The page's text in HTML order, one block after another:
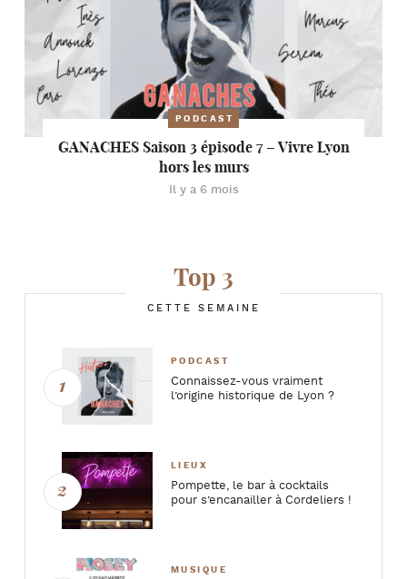
PODCAST
GANACHES Saison 3 épisode 7 – Vivre Lyon
hors les murs
Il y a 6 mois
Top 3
CETTE SEMAINE
PODCAST
Connaissez-vous vraiment
l’origine historique de Lyon ?
LIEUX
Pompette, le bar à cocktails
pour s’encanailler à Cordeliers !
MUSIQUE